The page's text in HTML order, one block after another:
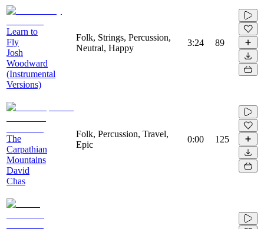
Learn to
Fly
Josh
Woodward
(Instrumental
Versions)
Folk, Strings, Percussion,
Neutral, Happy
3:24 89
The
Carpathian
Mountains
David
Chas
Folk, Percussion, Travel,
Epic
0:00 125